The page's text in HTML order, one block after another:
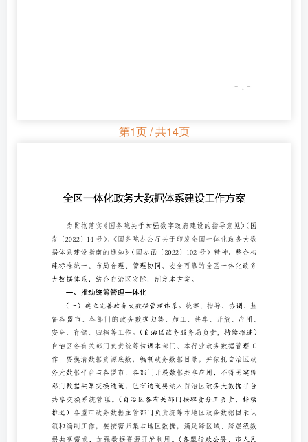
第1页 / 共14页